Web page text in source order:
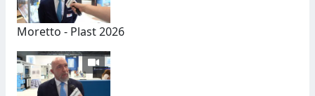
Moretto - Plast 2026